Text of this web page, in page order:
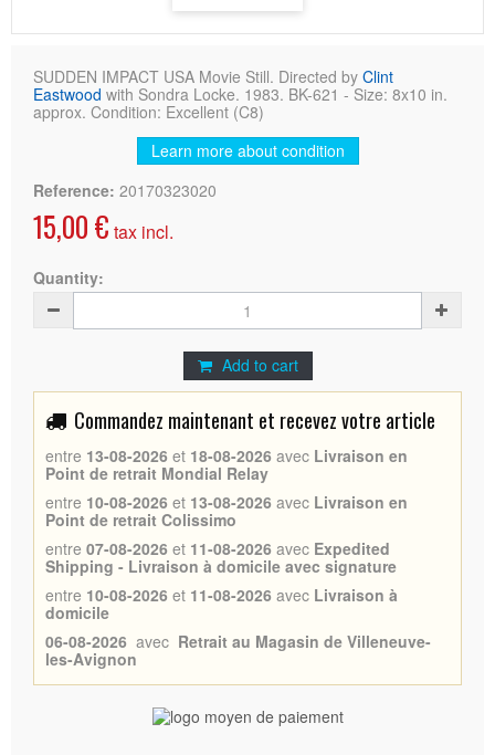
SUDDEN IMPACT USA Movie Still. Directed by Clint
Eastwood with Sondra Locke. 1983. BK-621 - Size: 8x10 in.
approx. Condition: Excellent (C8)
Learn more about condition
Reference: 20170323020
15,00 € tax incl.
Quantity:
Add to cart
Commandez maintenant et recevez votre article
entre 13-08-2026 et 18-08-2026 avec Livraison en
Point de retrait Mondial Relay
entre 10-08-2026 et 13-08-2026 avec Livraison en
Point de retrait Colissimo
entre 07-08-2026 et 11-08-2026 avec Expedited
Shipping - Livraison à domicile avec signature
entre 10-08-2026 et 11-08-2026 avec Livraison à
domicile
06-08-2026 avec Retrait au Magasin de Villeneuve-
les-Avignon